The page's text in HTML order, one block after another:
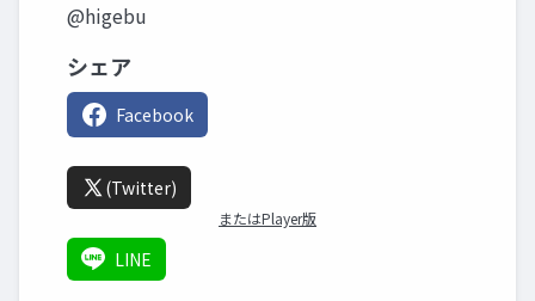
@higebu
シェア
Facebook
(Twitter)
またはPlayer版
LINE